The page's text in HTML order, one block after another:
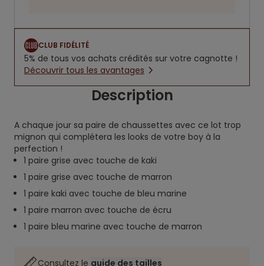
CLUB FIDÉLITÉ
5% de tous vos achats crédités sur votre cagnotte !
Découvrir tous les avantages
Description
A chaque jour sa paire de chaussettes avec ce lot trop
mignon qui complétera les looks de votre boy à la
perfection !
1 paire grise avec touche de kaki
1 paire grise avec touche de marron
1 paire kaki avec touche de bleu marine
1 paire marron avec touche de écru
1 paire bleu marine avec touche de marron
Consultez le guide des tailles